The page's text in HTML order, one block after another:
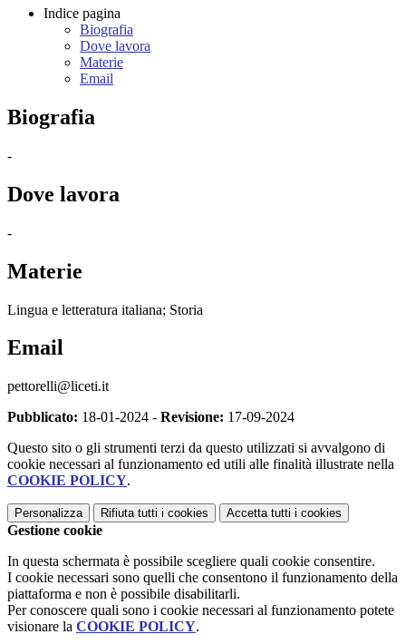
Indice pagina
Biografia
Dove lavora
Materie
Email
Biografia
-
Dove lavora
-
Materie
Lingua e letteratura italiana; Storia
Email
pettorelli@liceti.it
Pubblicato: 18-01-2024 - Revisione: 17-09-2024
Questo sito o gli strumenti terzi da questo utilizzati si avvalgono di
cookie necessari al funzionamento ed utili alle finalità illustrate nella
COOKIE POLICY.
Personalizza Rifiuta tutti i cookies Accetta tutti i cookies
Gestione cookie
In questa schermata è possibile scegliere quali cookie consentire.
I cookie necessari sono quelli che consentono il funzionamento della
piattaforma e non è possibile disabilitarli.
Per conoscere quali sono i cookie necessari al funzionamento potete
visionare la COOKIE POLICY.